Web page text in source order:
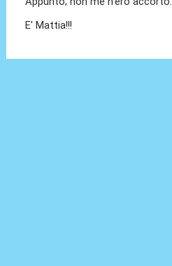
E' Mattia!!!